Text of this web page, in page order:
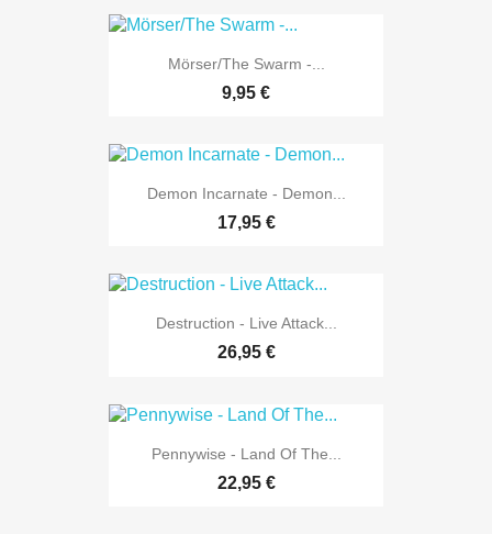
Mörser/The Swarm -...
9,95 €
Demon Incarnate - Demon...
17,95 €
Destruction - Live Attack...
26,95 €
Pennywise - Land Of The...
22,95 €